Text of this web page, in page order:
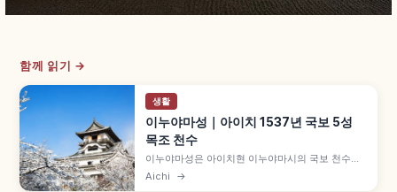
함께 읽기 →
생활
이누야마성｜아이치 1537년 국보 5성
목조 천수
이누야마성은 아이치현 이누야마시의 국보 천수를
가진 역사적 성으로, 덴분 6년(1537년) 오다 노부나
Aichi →